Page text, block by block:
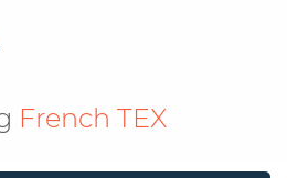
French TEX